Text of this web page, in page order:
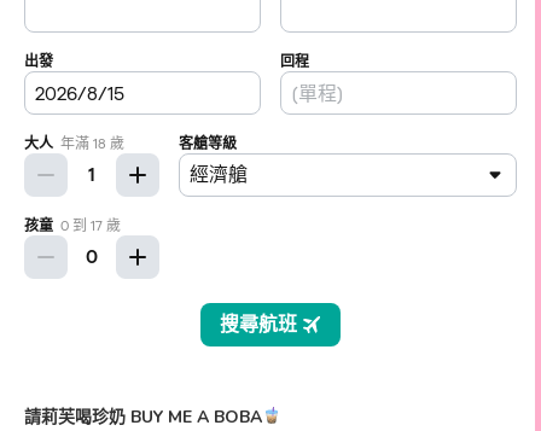
請莉芙喝珍奶 BUY ME A BOBA